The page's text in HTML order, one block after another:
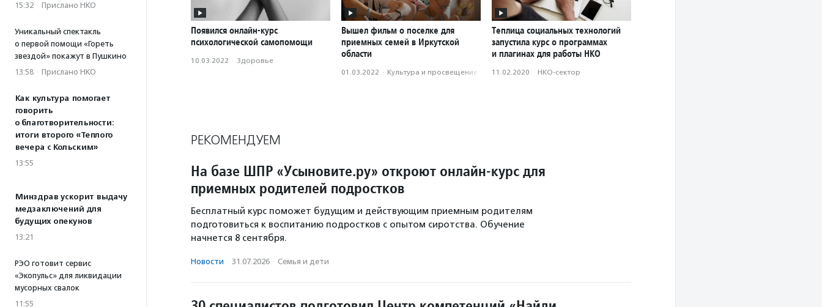
15:32 · Прислано НКО
Уникальный спектакль
о первой помощи «Гореть
звездой» покажут в Пушкино
13:58 · Прислано НКО
Как культура помогает
говорить
о благотворительности:
итоги второго «Теплого
вечера с Кольским»
13:55
Минздрав ускорит выдачу
медзаключений для
будущих опекунов
13:21
РЭО готовит сервис
«Экопульс» для ликвидации
мусорных свалок
11:55
Появился онлайн-курс
психологической самопомощи
10.03.2022 · Здоровье
Вышел фильм о поселке для
приемных семей в Иркутской
области
01.03.2022 · Культура и просвещение
Теплица социальных технологий
запустила курс о программах
и плагинах для работы НКО
11.02.2020 · НКО-сектор
РЕКОМЕНДУЕМ
На базе ШПР «Усыновите.ру» откроют онлайн-курс для
приемных родителей подростков
Бесплатный курс поможет будущим и действующим приемным родителям
подготовиться к воспитанию подростков с опытом сиротства. Обучение
начнется 8 сентября.
Новости · 31.07.2026 · Семья и дети